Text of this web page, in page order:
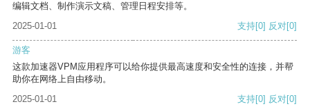
编辑文档、制作演示文稿、管理日程安排等。
2025-01-01
支持[0] 反对[0]
游客
这款加速器VPM应用程序可以给你提供最高速度和安全性的连接，并帮
助你在网络上自由移动。
2025-01-01
支持[0] 反对[0]